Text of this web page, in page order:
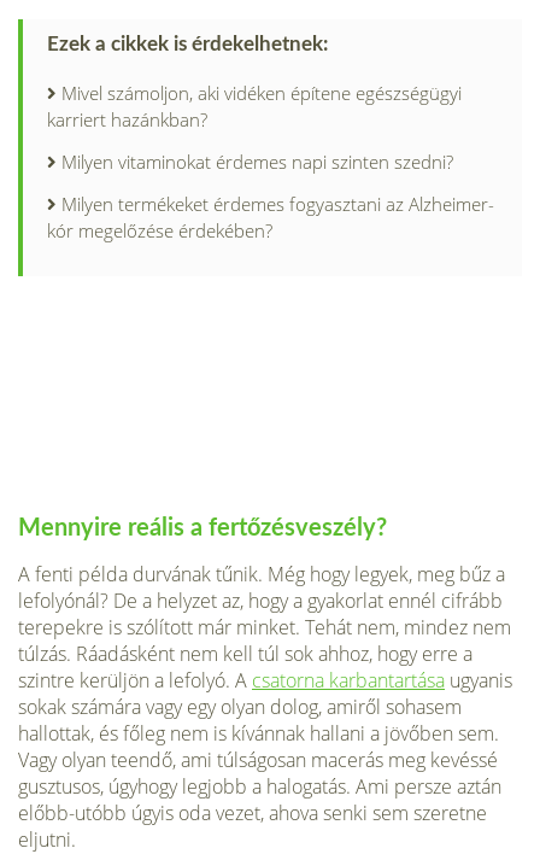
Ezek a cikkek is érdekelhetnek:
Mivel számoljon, aki vidéken építene egészségügyi
karriert hazánkban?
Milyen vitaminokat érdemes napi szinten szedni?
Milyen termékeket érdemes fogyasztani az Alzheimer-
kór megelőzése érdekében?
Mennyire reális a fertőzésveszély?
A fenti példa durvának tűnik. Még hogy legyek, meg bűz a
lefolyónál? De a helyzet az, hogy a gyakorlat ennél cifrább
terepekre is szólított már minket. Tehát nem, mindez nem
túlzás. Ráadásként nem kell túl sok ahhoz, hogy erre a
szintre kerüljön a lefolyó. A csatorna karbantartása ugyanis
sokak számára vagy egy olyan dolog, amiről sohasem
hallottak, és főleg nem is kívánnak hallani a jövőben sem.
Vagy olyan teendő, ami túlságosan macerás meg kevéssé
gusztusos, úgyhogy legjobb a halogatás. Ami persze aztán
előbb-utóbb úgyis oda vezet, ahova senki sem szeretne
eljutni.